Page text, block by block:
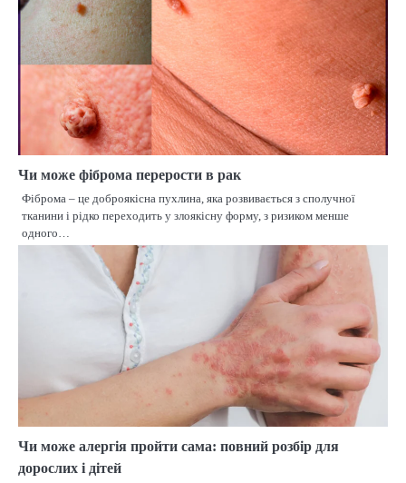
Чи може фіброма перерости в рак
Фіброма – це доброякісна пухлина, яка розвивається з сполучної
тканини і рідко переходить у злоякісну форму, з ризиком менше
одного…
Чи може алергія пройти сама: повний розбір для
дорослих і дітей